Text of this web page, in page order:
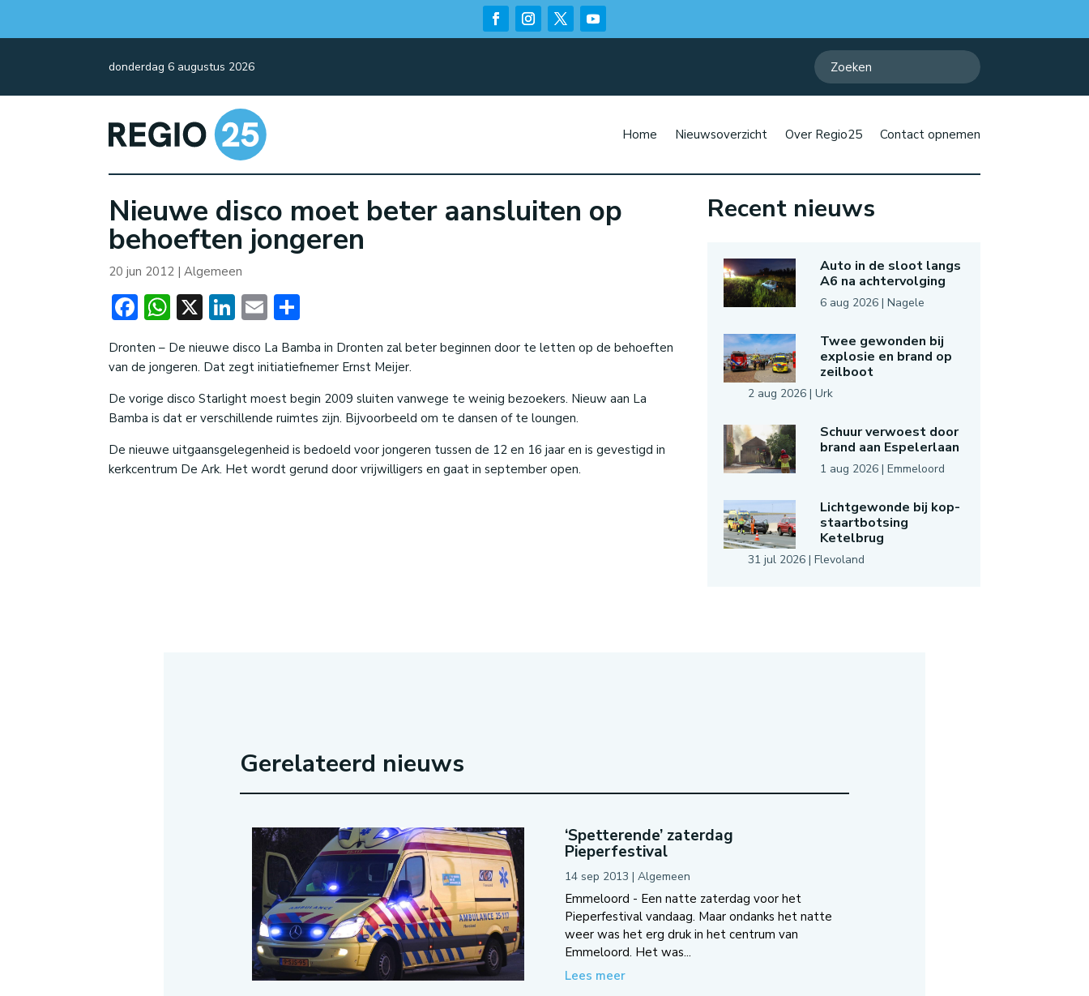
donderdag 6 augustus 2026
Home Nieuwsoverzicht Over Regio25 Contact opnemen
Nieuwe disco moet beter aansluiten op
behoeften jongeren
20 jun 2012 |Algemeen
Facebook
WhatsApp
X LinkedIn
Email
Dronten – De nieuwe disco La Bamba in Dronten zal beter beginnen door te letten op de behoeften
van de jongeren. Dat zegt initiatiefnemer Ernst Meijer.
De vorige disco Starlight moest begin 2009 sluiten vanwege te weinig bezoekers. Nieuw aan La
Bamba is dat er verschillende ruimtes zijn. Bijvoorbeeld om te dansen of te loungen.
De nieuwe uitgaansgelegenheid is bedoeld voor jongeren tussen de 12 en 16 jaar en is gevestigd in
kerkcentrum De Ark. Het wordt gerund door vrijwilligers en gaat in september open.
Recent nieuws
Auto in de sloot langs
A6 na achtervolging
6 aug 2026| Nagele
Twee gewonden bij
explosie en brand op
zeilboot
2 aug 2026| Urk
Schuur verwoest door
brand aan Espelerlaan
1 aug 2026| Emmeloord
Lichtgewonde bij kop-
staartbotsing
Ketelbrug
31 jul 2026| Flevoland
Gerelateerd nieuws
‘Spetterende’ zaterdag
Pieperfestival
14 sep 2013 | Algemeen
Emmeloord - Een natte zaterdag voor het
Pieperfestival vandaag. Maar ondanks het natte
weer was het erg druk in het centrum van
Emmeloord. Het was...
Lees meer